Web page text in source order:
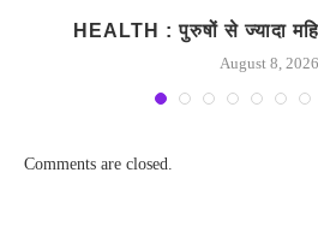
HEALTH : पुरुषों से ज्यादा
August 8, 2026
Comments are closed.